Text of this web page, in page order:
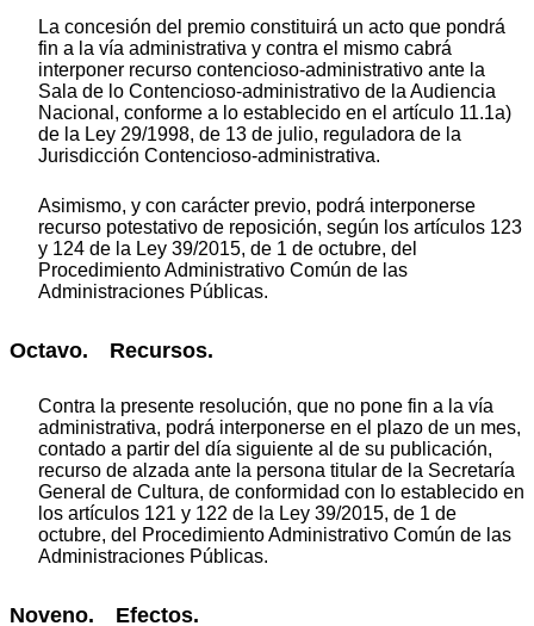
La concesión del premio constituirá un acto que pondrá
fin a la vía administrativa y contra el mismo cabrá
interponer recurso contencioso-administrativo ante la
Sala de lo Contencioso-administrativo de la Audiencia
Nacional, conforme a lo establecido en el artículo 11.1a)
de la Ley 29/1998, de 13 de julio, reguladora de la
Jurisdicción Contencioso-administrativa.
Asimismo, y con carácter previo, podrá interponerse
recurso potestativo de reposición, según los artículos 123
y 124 de la Ley 39/2015, de 1 de octubre, del
Procedimiento Administrativo Común de las
Administraciones Públicas.
Octavo. Recursos.
Contra la presente resolución, que no pone fin a la vía
administrativa, podrá interponerse en el plazo de un mes,
contado a partir del día siguiente al de su publicación,
recurso de alzada ante la persona titular de la Secretaría
General de Cultura, de conformidad con lo establecido en
los artículos 121 y 122 de la Ley 39/2015, de 1 de
octubre, del Procedimiento Administrativo Común de las
Administraciones Públicas.
Noveno. Efectos.